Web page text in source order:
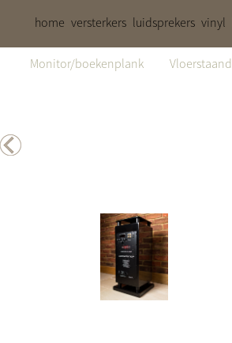
home versterkers luidsprekers vinyl
Monitor/boekenplank Vloerstaand